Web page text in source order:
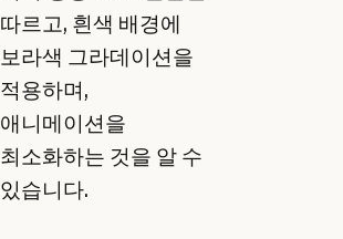
따르고, 흰색 배경에
보라색 그라데이션을
적용하며,
애니메이션을
최소화하는 것을 알 수
있습니다.